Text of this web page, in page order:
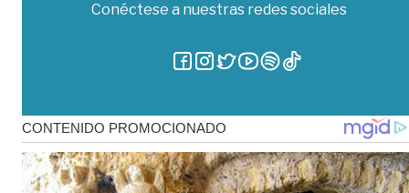
Conéctese a nuestras redes sociales